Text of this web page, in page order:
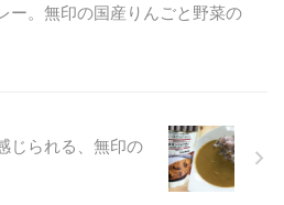
ー。無印の国産りんごと野菜の
じられる、無印の